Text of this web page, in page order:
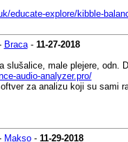
educate-explore/kibble-
Braca- 11-27-2018
slušalice, male plejere, odn.
audio-analyzer.pro/
za analizu koji su sami
Makso- 11-29-2018